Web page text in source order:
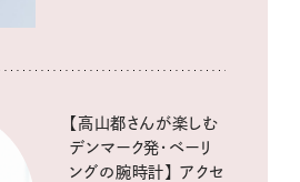
【高山都さんが楽しむ
デンマーク発・ベーリ
ングの腕時計】 アクセ